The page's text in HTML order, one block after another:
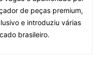
de peças premium,
e introduziu várias
brasileiro.